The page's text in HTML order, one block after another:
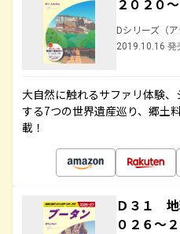
２０２０
Dシリーズ（
2019.10.16 発
大自然に触れるサファリ体験
する7つの世界遺産巡り、郷土
載！
Ｄ３１
０２６～